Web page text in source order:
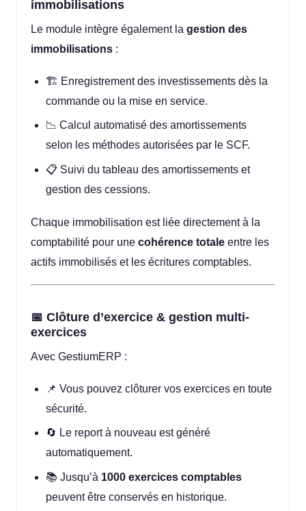
immobilisations
Le module intègre également la gestion des
immobilisations :
🏗️ Enregistrement des investissements dès la
commande ou la mise en service.
📉 Calcul automatisé des amortissements
selon les méthodes autorisées par le SCF.
📋 Suivi du tableau des amortissements et
gestion des cessions.
Chaque immobilisation est liée directement à la
comptabilité pour une cohérence totale entre les
actifs immobilisés et les écritures comptables.
📅 Clôture d’exercice & gestion multi-
exercices
Avec GestiumERP :
📌 Vous pouvez clôturer vos exercices en toute
sécurité.
🔄 Le report à nouveau est généré
automatiquement.
📚 Jusqu’à 1000 exercices comptables
peuvent être conservés en historique.